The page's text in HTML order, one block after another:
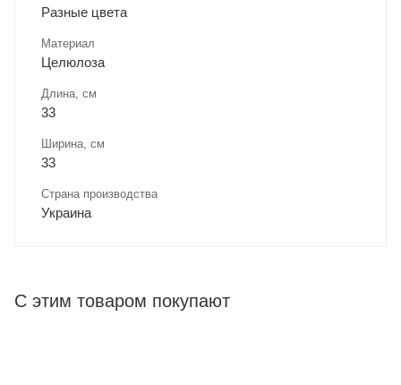
Разные цвета
Материал
Целюлоза
Длина, cм
33
Ширина, cм
33
Страна производства
Украина
С этим товаром покупают